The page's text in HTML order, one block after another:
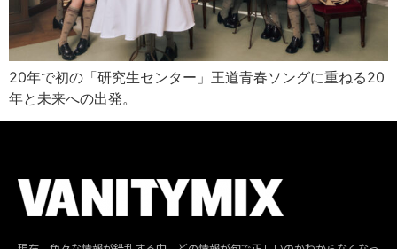
20年で初の「研究生センター」王道青春ソングに重ねる20
年と未来への出発。